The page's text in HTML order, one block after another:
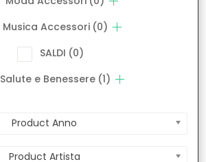
Musica Accessori (0)
SALDI (0)
Salute e Benessere (1)
Product Anno
Product Artista